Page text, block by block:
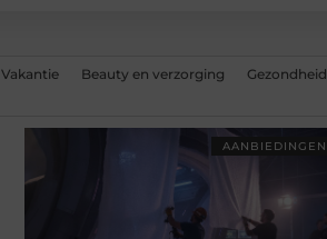
Vakantie Beauty en verzorging Gezondheid
AANBIEDINGEN